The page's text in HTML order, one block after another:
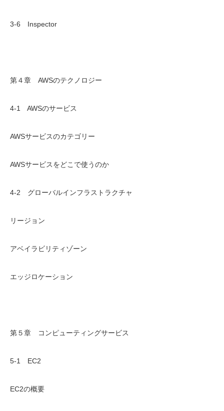
3-6 Inspector
第４章 AWSのテクノロジー
4-1 AWSのサービス
AWSサービスのカテゴリー
AWSサービスをどこで使うのか
4-2 グローバルインフラストラクチャ
リージョン
アベイラビリティゾーン
エッジロケーション
第５章 コンピューティングサービス
5-1 EC2
EC2の概要